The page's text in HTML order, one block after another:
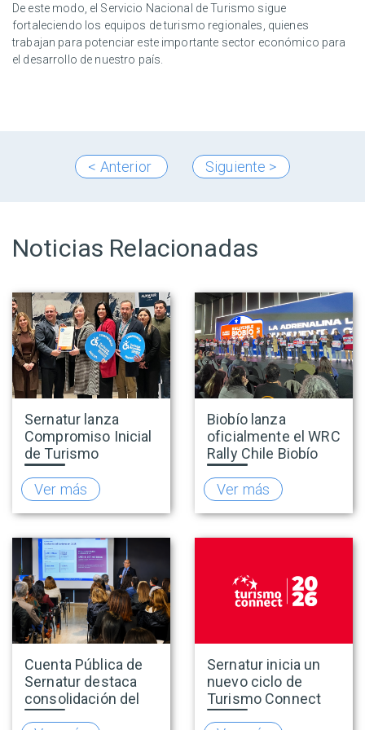
De este modo, el Servicio Nacional de Turismo sigue
fortaleciendo los equipos de turismo regionales, quienes
trabajan para potenciar este importante sector económico para
el desarrollo de nuestro país.
< Anterior Siguiente >
Noticias Relacionadas
Sernatur lanza
Compromiso Inicial
de Turismo
Accesible para
promover una
oferta turística más
inclusiva
Ver más
Biobío lanza
oficialmente el WRC
Rally Chile Biobío
2026 con 141
empresas
adheridas al Sello
Rally
Ver más
Cuenta Pública de
Sernatur destaca
consolidación del
turismo en 2025 y
Sernatur inicia un
nuevo ciclo de
Turismo Connect
para fortalecer la